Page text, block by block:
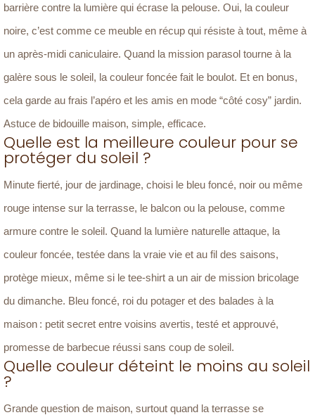
barrière contre la lumière qui écrase la pelouse. Oui, la couleur
noire, c’est comme ce meuble en récup qui résiste à tout, même à
un après-midi caniculaire. Quand la mission parasol tourne à la
galère sous le soleil, la couleur foncée fait le boulot. Et en bonus,
cela garde au frais l’apéro et les amis en mode “côté cosy” jardin.
Astuce de bidouille maison, simple, efficace.
Quelle est la meilleure couleur pour se
protéger du soleil ?
Minute fierté, jour de jardinage, choisi le bleu foncé, noir ou même
rouge intense sur la terrasse, le balcon ou la pelouse, comme
armure contre le soleil. Quand la lumière naturelle attaque, la
couleur foncée, testée dans la vraie vie et au fil des saisons,
protège mieux, même si le tee-shirt a un air de mission bricolage
du dimanche. Bleu foncé, roi du potager et des balades à la
maison : petit secret entre voisins avertis, testé et approuvé,
promesse de barbecue réussi sans coup de soleil.
Quelle couleur déteint le moins au soleil
?
Grande question de maison, surtout quand la terrasse se